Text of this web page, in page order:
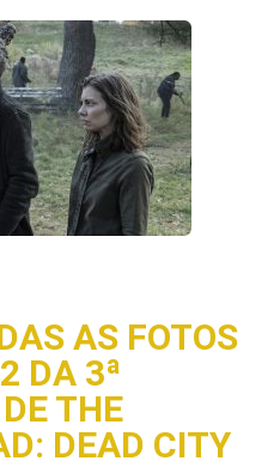
AS FOTOS
DA 3ª
THE
DEAD CITY